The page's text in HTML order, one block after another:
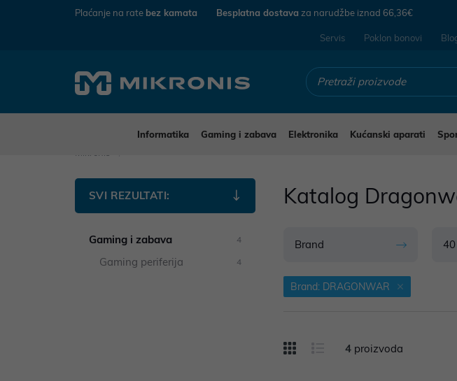
Plaćanje na rate bez kamata Besplatna dostava za narudžbe iznad 66,36€
Servis Poklon bonovi
Informatika Gaming i zabava Elektronika Kućanski aparati
SVI REZULTATI:
Gaming i zabava 4
Gaming periferija 4
Katalog
Brand
Brand: DRAGONWAR
4 proizvoda